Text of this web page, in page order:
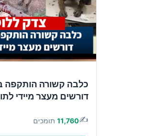
כלבה קשורה הותקפה
דורשים מעצר מיידי
✍️
11,760 תומכים